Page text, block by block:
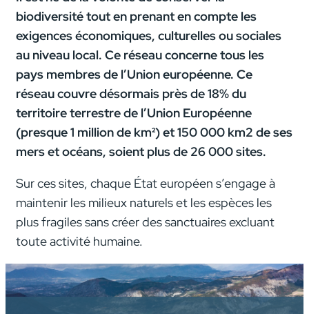
biodiversité tout en prenant en compte les
exigences économiques, culturelles ou sociales
au niveau local. Ce réseau concerne tous les
pays membres de l’Union européenne. Ce
réseau couvre désormais près de 18% du
territoire terrestre de l’Union Européenne
(presque 1 million de km²) et 150 000 km2 de ses
mers et océans, soient plus de 26 000 sites.
Sur ces sites, chaque État européen s’engage à
maintenir les milieux naturels et les espèces les
plus fragiles sans créer des sanctuaires excluant
toute activité humaine.